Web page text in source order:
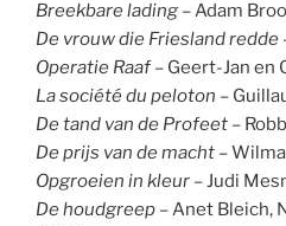
Breekbare lading – Adam
De vrouw die Friesland redde
Operatie Raaf– Geert-Jan en
La société du peloton –
De tand van de Profeet –
De prijs van de macht –
Opgroeien in kleur – Judi
De houdgreep – Anet Bleich,